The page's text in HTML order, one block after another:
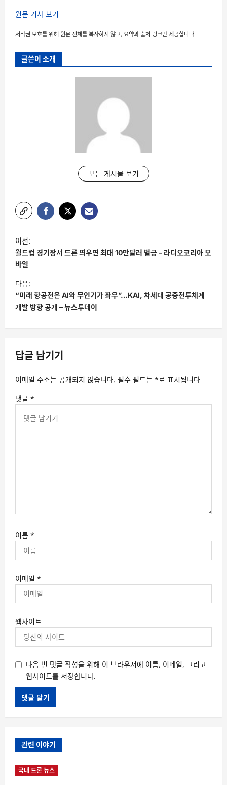
원문 기사 보기
저작권 보호를 위해 원문 전체를 복사하지 않고, 요약과 출처 링크만 제공합니다.
글쓴이 소개
모든 게시물 보기
글
탐
색
이전:
월드컵 경기장서 드론 띄우면 최대 10만달러 벌금 – 라디오코리아 모
바일
다음:
“미래 항공전은 AI와 무인기가 좌우”…KAI, 차세대 공중전투체계
개발 방향 공개 – 뉴스투데이
답글 남기기
이메일 주소는 공개되지 않습니다. 필수 필드는 *로 표시됩니다
댓글 *
이름 *
이메일 *
웹사이트
다음 번 댓글 작성을 위해 이 브라우저에 이름, 이메일, 그리고
웹사이트를 저장합니다.
관련 이야기
국내 드론 뉴스